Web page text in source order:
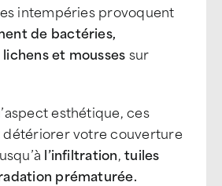
intempéries provoquent
de bactéries,
et moussessur
esthétique, ces
détériorer votre couverture
l’infiltration,tuiles
prématurée.